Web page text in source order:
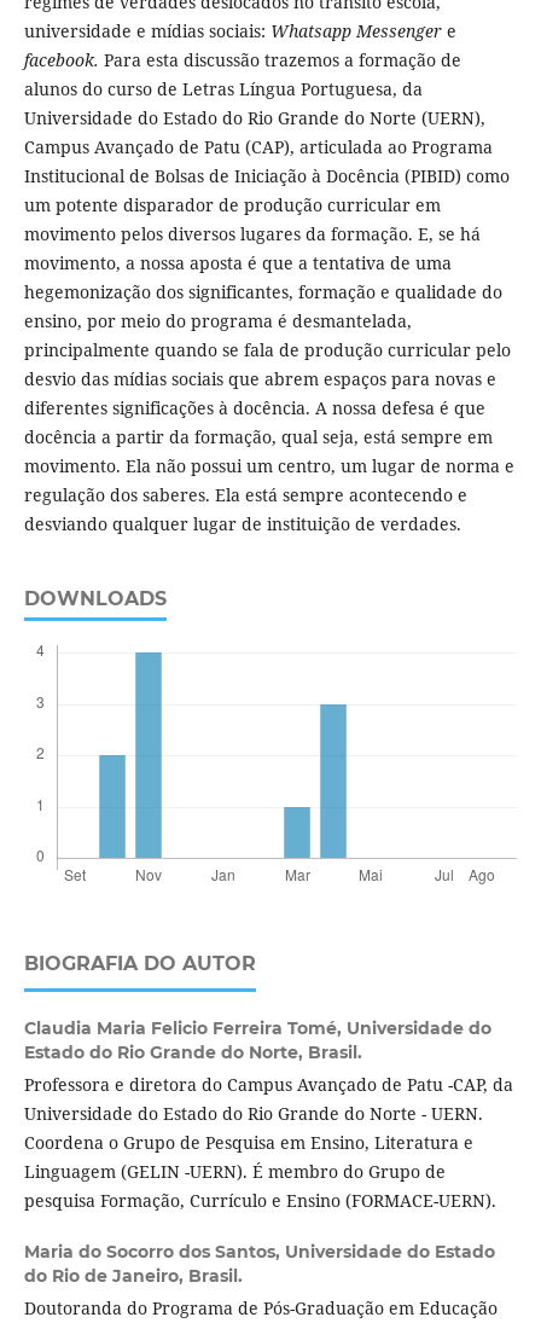
universidade e mídias sociais: Whatsapp Messengere
facebook. Para esta discussão trazemos a formação de
alunos do curso de Letras Língua Portuguesa, da
Universidade do Estado do Rio Grande do Norte (UERN),
Campus Avançado de Patu (CAP), articulada ao Programa
Institucional de Bolsas de Iniciação à Docência (PIBID) como
um potente disparador de produção curricular em
movimento pelos diversos lugares da formação. E, se há
movimento, a nossa aposta é que a tentativa de uma
hegemonização dos significantes, formação e qualidade do
ensino, por meio do programa é desmantelada,
principalmente quando se fala de produção curricular pelo
desvio das mídias sociais que abrem espaços para novas e
diferentes significações à docência. A nossa defesa é que
docência a partir da formação, qual seja, está sempre em
movimento. Ela não possui um centro, um lugar de norma e
regulação dos saberes. Ela está sempre acontecendo e
desviando qualquer lugar de instituição de verdades.
DOWNLOADS
BIOGRAFIA DO AUTOR
Claudia Maria Felicio Ferreira Tomé, Universidade do
Estado do Rio Grande do Norte, Brasil.
Professora e diretora do Campus Avançado de Patu -CAP, da
Universidade do Estado do Rio Grande do Norte - UERN.
Coordena o Grupo de Pesquisa em Ensino, Literatura e
Linguagem (GELIN -UERN). É membro do Grupo de
pesquisa Formação, Currículo e Ensino (FORMACE-UERN).
Maria do Socorro dos Santos, Universidade do Estado
do Rio de Janeiro, Brasil.
Doutoranda do Programa de Pós-Graduação em Educação